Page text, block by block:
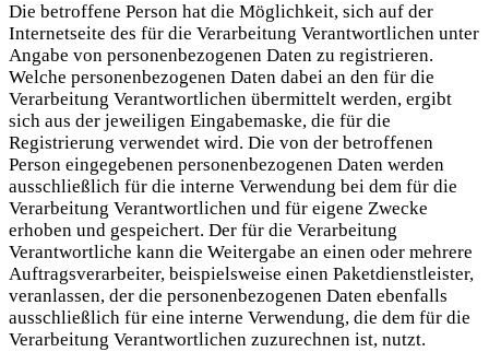
Die betroffene Person hat die Möglichkeit, sich auf der
Internetseite des für die Verarbeitung Verantwortlichen unter
Angabe von personenbezogenen Daten zu registrieren.
Welche personenbezogenen Daten dabei an den für die
Verarbeitung Verantwortlichen übermittelt werden, ergibt
sich aus der jeweiligen Eingabemaske, die für die
Registrierung verwendet wird. Die von der betroffenen
Person eingegebenen personenbezogenen Daten werden
ausschließlich für die interne Verwendung bei dem für die
Verarbeitung Verantwortlichen und für eigene Zwecke
erhoben und gespeichert. Der für die Verarbeitung
Verantwortliche kann die Weitergabe an einen oder mehrere
Auftragsverarbeiter, beispielsweise einen Paketdienstleister,
veranlassen, der die personenbezogenen Daten ebenfalls
ausschließlich für eine interne Verwendung, die dem für die
Verarbeitung Verantwortlichen zuzurechnen ist, nutzt.